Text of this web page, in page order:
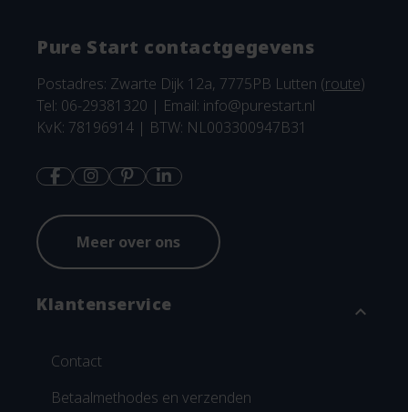
Pure Start contactgegevens
Postadres: Zwarte Dijk 12a, 7775PB Lutten (route)
Tel: 06-29381320 | Email: info@purestart.nl
KvK: 78196914 | BTW: NL003300947B31
Meer over ons
Klantenservice expand_more
Contact
Betaalmethodes en verzenden